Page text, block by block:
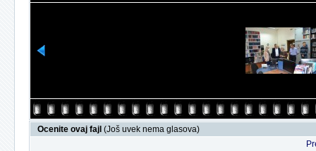
Ocenite ovaj fajl (Još uvek nema glasova)